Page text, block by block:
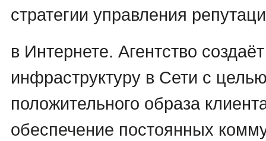
стратегии управления
в Интернете. Агентство
инфраструктуру в Сети с
положительного образа
обеспечение постоянных